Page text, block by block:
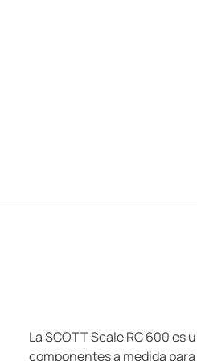
La SCOTT Scale RC 600
componentes a medida